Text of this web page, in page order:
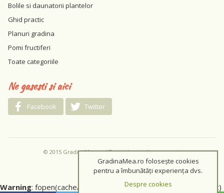
Bolile si daunatorii plantelor
Ghid practic
Planuri gradina
Pomi fructiferi
Toate categoriile
Ne gasesti si aici
Facebook Twitter
© 2015 GradinaMea.ro / Toate drepturile rezervate
Warning: fopen(cache/a439bbc09d25816e8e11bbd143afd82c)
GradinaMea.ro folosește cookies
pentru a îmbunătăți experiența dvs.
Despre cookies